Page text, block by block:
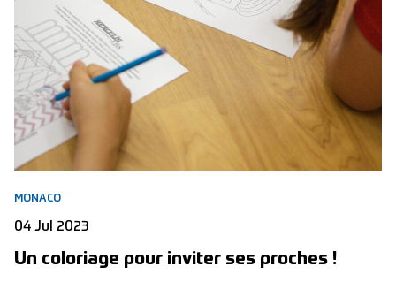
MONACO
04 Jul 2023
Un coloriage pour inviter ses proches !